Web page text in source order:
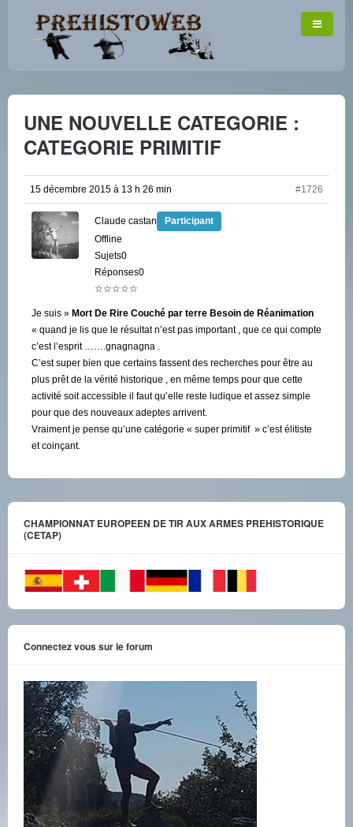
UNE NOUVELLE CATEGORIE :
CATEGORIE PRIMITIF
15 décembre 2015 à 13 h 26 min #1726
Claude castan
Participant
Offline
Sujets0
Réponses0
☆☆☆☆☆
Je suis » Mort De Rire Couché par terre Besoin de Réanimation
« quand je lis que le résultat n’est pas important , que ce qui compte
c’est l’esprit …….gnagnagna .
C’est super bien que certains fassent des recherches pour être au
plus prêt de la vérité historique , en même temps pour que cette
activité soit accessible il faut qu’elle reste ludique et assez simple
pour que des nouveaux adeptes arrivent.
Vraiment je pense qu’une catégorie « super primitif » c’est élitiste
et coinçant.
CHAMPIONNAT EUROPEEN DE TIR AUX ARMES PREHISTORIQUE
(CETAP)
Connectez vous sur le forum